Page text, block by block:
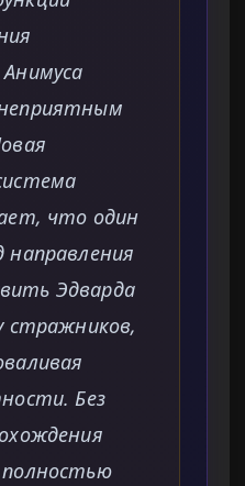
что один
направления
Эдварда
стражников,
Без